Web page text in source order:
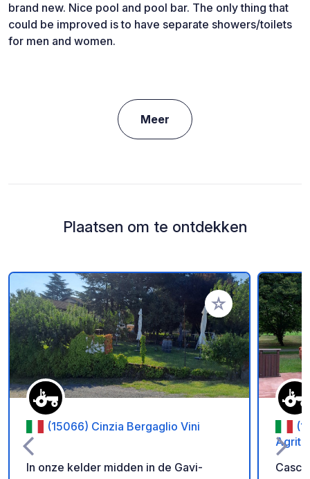
brand new. Nice pool and pool bar. The only thing that
could be improved is to have separate showers/toilets
for men and women.
Meer
Plaatsen om te ontdekken
Voeg toe aan je
(15066) Cinzia Bergaglio Vini
In onze kelder midden in de Gavi-